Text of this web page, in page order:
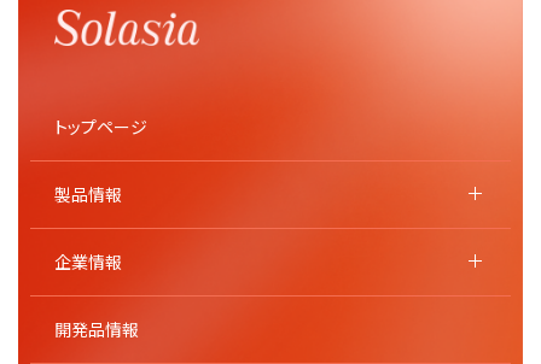
トップページ
製品情報
企業情報
開発品情報